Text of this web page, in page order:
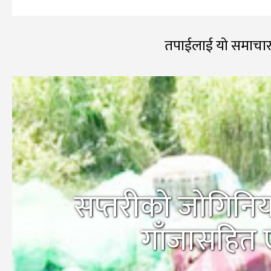
तपाईलाई यो
सप्तरीको
गाँजासहित